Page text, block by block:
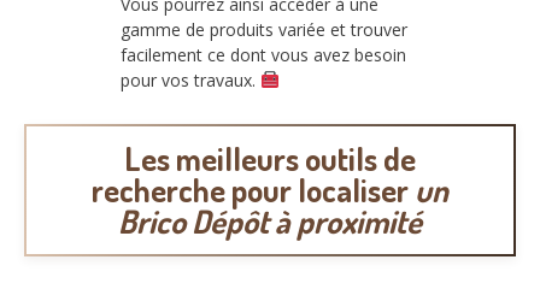
gamme de produits variée et trouver
facilement ce dont vous avez besoin
pour vos travaux.
Les meilleurs outils de
recherche pour localiser un
Brico Dépôt à proximité